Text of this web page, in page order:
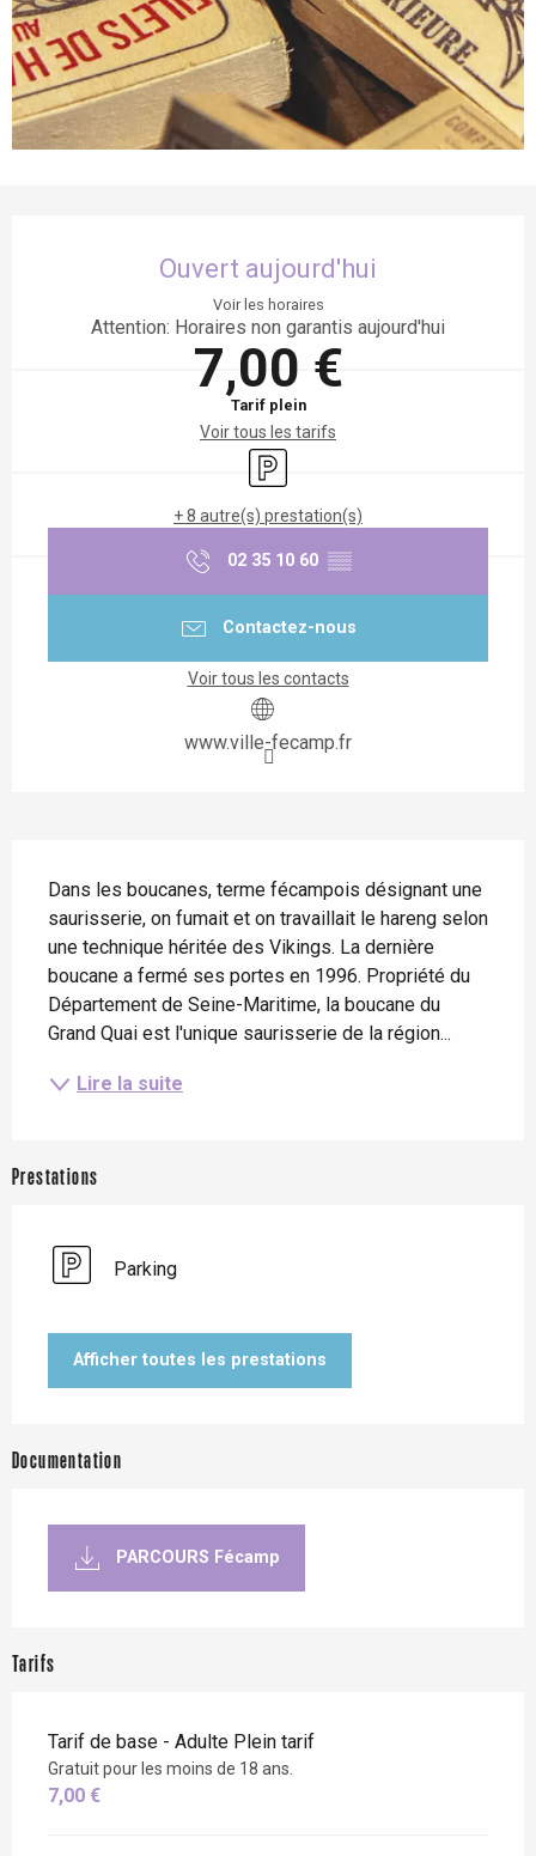
Ouvert aujourd'hui
Voir les horaires
Attention: Horaires non garantis aujourd'hui
7,00 €
Tarif plein
Voir tous les tarifs
Parking
+ 8 autre(s) prestation(s)
02 35 10 60 ▒▒
Contactez-nous
Voir tous les contacts
www.ville-fecamp.fr
Dans les boucanes, terme fécampois désignant une
saurisserie, on fumait et on travaillait le hareng selon
une technique héritée des Vikings. La dernière
boucane a fermé ses portes en 1996. Propriété du
Département de Seine-Maritime, la boucane du
Grand Quai est l'unique saurisserie de la région...
Lire la suite
Prestations
Parking
Afficher toutes les prestations
Documentation
PARCOURS Fécamp
Tarifs
Tarif de base - Adulte Plein tarif
Gratuit pour les moins de 18 ans.
7,00 €